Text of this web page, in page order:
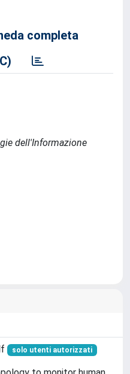
completa
dell'Informazione
solo utenti autorizzati